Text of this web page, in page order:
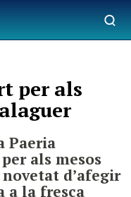
per als
Paeria
als mesos
d’afegir
a la fresca